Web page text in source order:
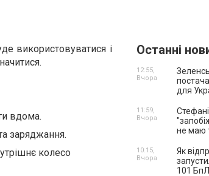
використовуватися і
вдома.
заряджання.
колесо
Останні
для
12:55,
Вчора
не маю
11:59,
Вчора
Як
101
10:15,
Вчора